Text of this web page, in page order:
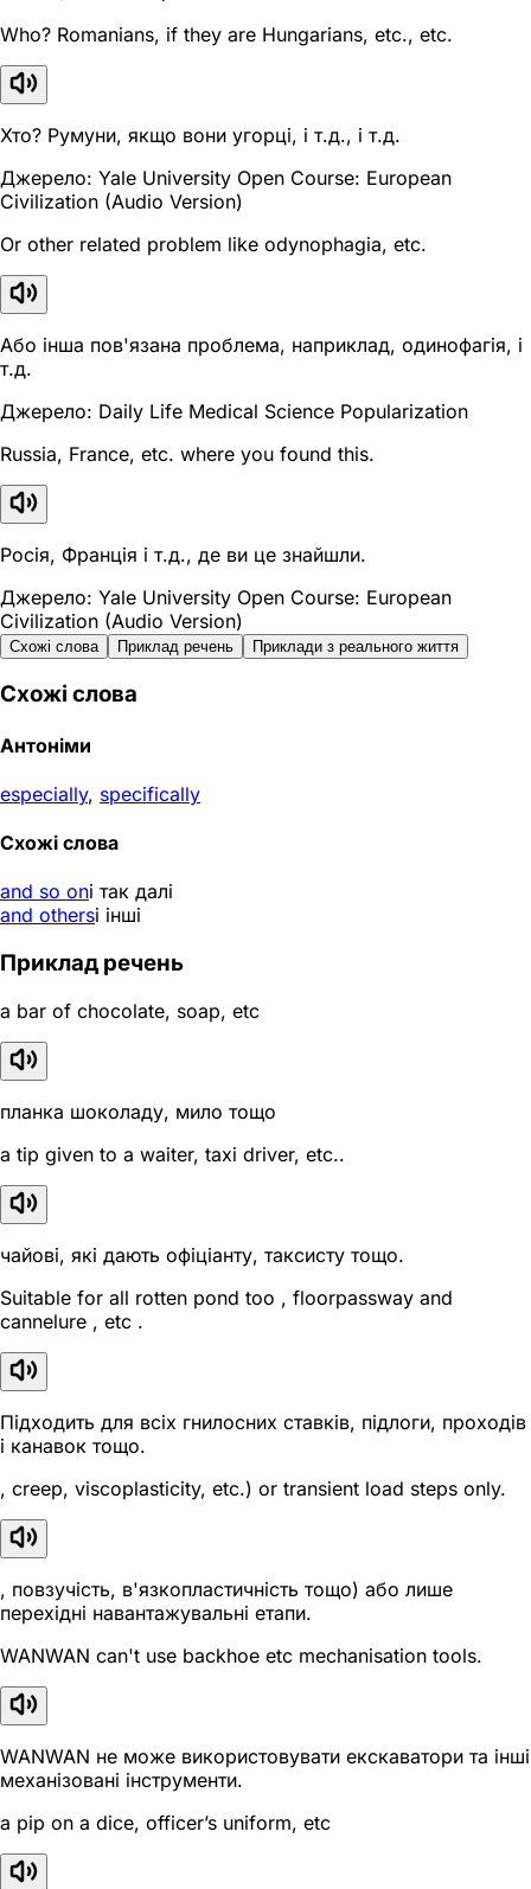
Who? Romanians, if they are Hungarians, etc., etc.
Хто? Румуни, якщо вони угорці, і т.д., і т.д.
Джерело: Yale University Open Course: European
Civilization (Audio Version)
Or other related problem like odynophagia, etc.
Або інша пов'язана проблема, наприклад, одинофагія, і
т.д.
Джерело: Daily Life Medical Science Popularization
Russia, France, etc. where you found this.
Росія, Франція і т.д., де ви це знайшли.
Джерело: Yale University Open Course: European
Civilization (Audio Version)
Схожі слова Приклад речень Приклади з реального життя
Схожі слова
Антоніми
especially, specifically
Схожі слова
and so onі так далі
and othersі інші
Приклад речень
a bar of chocolate, soap, etc
планка шоколаду, мило тощо
a tip given to a waiter, taxi driver, etc..
чайові, які дають офіціанту, таксисту тощо.
Suitable for all rotten pond too , floorpassway and
cannelure , etc .
Підходить для всіх гнилосних ставків, підлоги, проходів
і канавок тощо.
, creep, viscoplasticity, etc.) or transient load steps only.
, повзучість, в'язкопластичність тощо) або лише
перехідні навантажувальні етапи.
WANWAN can't use backhoe etc mechanisation tools.
WANWAN не може використовувати екскаватори та інші
механізовані інструменти.
a pip on a dice, officer’s uniform, etc